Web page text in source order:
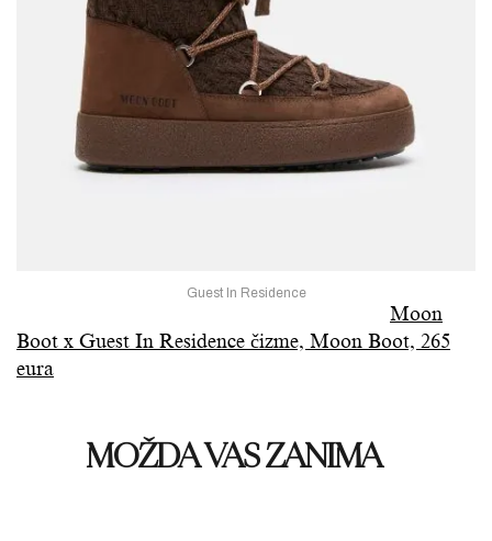
Guest In Residence
Moon
Boot x Guest In Residence čizme, Moon Boot, 265
eura
MOŽDA VAS ZANIMA